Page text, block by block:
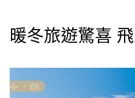
暖冬旅遊驚喜